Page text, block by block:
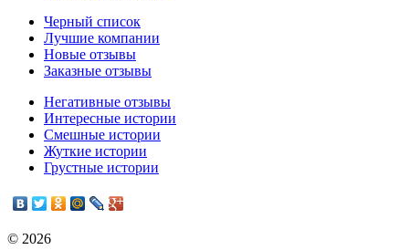
Черный список
Лучшие компании
Новые отзывы
Заказные отзывы
Негативные отзывы
Интересные истории
Смешные истории
Жуткие истории
Грустные истории
© 2026